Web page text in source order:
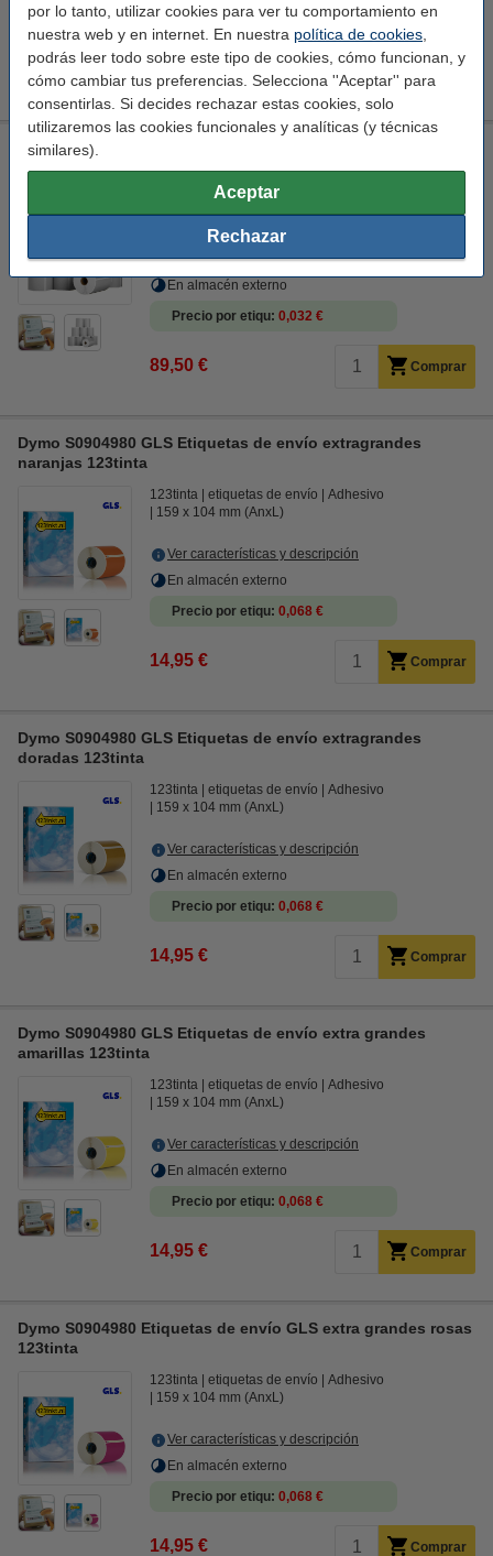
por lo tanto, utilizar cookies para ver tu comportamiento en
nuestra web y en internet. En nuestra política de cookies
podrás leer todo sobre este tipo de cookies, cómo funcionan, y
cómo cambiar tus preferencias. Selecciona ''Aceptar'' para
consentirlas. Si decides rechazar estas cookies, solo
utilizaremos las cookies funcionales y analíticas (y técnicas
similares).
Aceptar
Rechazar
Precio por etiqu 0,032 €
123tinta Etiquetas de envío GLS plateadas 102 x 152 mm (10
unidades)
envíos
2.800 etiquetas
102 x 152 mm (LxAn)
Ver características y descripción
En almacén externo
Precio por etiqu 0,032 €
89,50 € Comprar
Dymo S0904980 GLS Etiquetas de envío extragrandes
naranjas 123tinta
123tinta etiquetas de envío
Adhesivo
159 x 104 mm (AnxL)
Ver características y descripción
En almacén externo
Precio por etiqu 0,068 €
14,95 € Comprar
Dymo S0904980 GLS Etiquetas de envío extragrandes
doradas 123tinta
123tinta etiquetas de envío
Adhesivo
159 x 104 mm (AnxL)
Ver características y descripción
En almacén externo
Precio por etiqu 0,068 €
14,95 € Comprar
Dymo S0904980 GLS Etiquetas de envío extra grandes
amarillas 123tinta
123tinta etiquetas de envío
Adhesivo
159 x 104 mm (AnxL)
Ver características y descripción
En almacén externo
Precio por etiqu 0,068 €
14,95 € Comprar
Dymo S0904980 Etiquetas de envío GLS extra grandes rosas
123tinta
123tinta etiquetas de envío
Adhesivo
159 x 104 mm (AnxL)
Ver características y descripción
En almacén externo
Precio por etiqu 0,068 €
14,95 € Comprar